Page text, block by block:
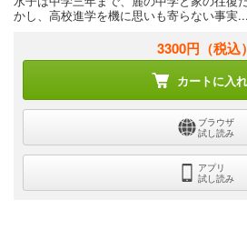
かし、高校進学を機に思いも寄らない事実...
3300円 （税込）
カートに入
ブラウザ
試し読み
アプリ
試し読み